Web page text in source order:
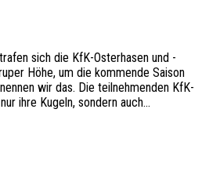
sich die KfK-Osterhasen und -
Höhe, um die kommende Saison
wir das. Die teilnehmenden KfK-
ihre Kugeln, sondern auch...